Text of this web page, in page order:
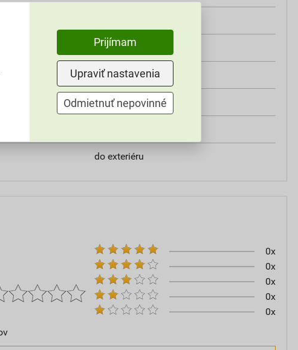
min. 0,3 MPa
V2
HN12E
do exteriéru
0x
0x
0x
0x
0x
Prijímam
Upraviť nastavenia
Odmietnuť nepovinné